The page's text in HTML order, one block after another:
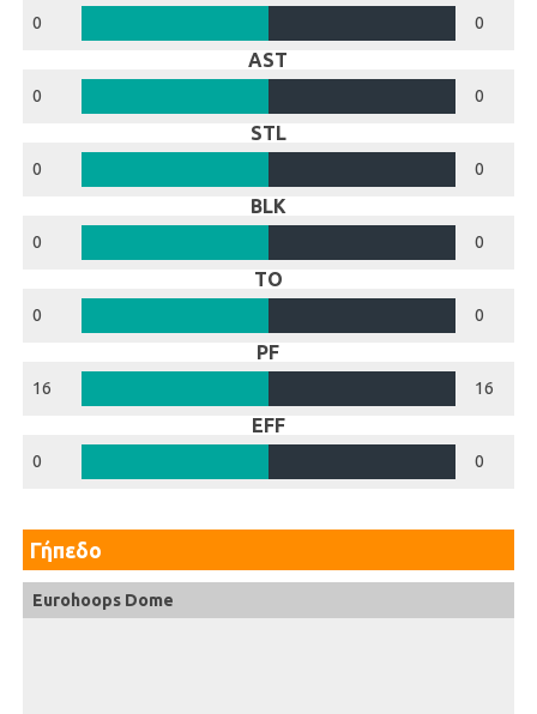
0 0
AST
0 0
STL
0 0
BLK
0 0
TO
0 0
PF
16 16
EFF
0 0
Γήπεδο
Eurohoops Dome